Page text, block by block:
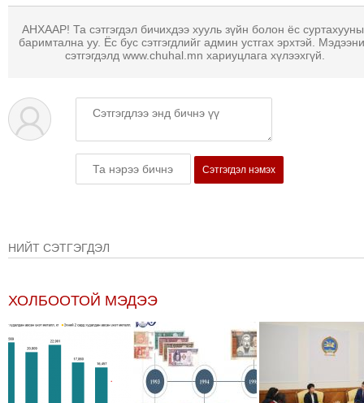
АНХААР! Та сэтгэгдэл бичихдээ хууль зүйн болон ёс
баримтална уу. Ёс бус сэтгэгдлийг админ устгах эрхтэй.
сэтгэгдэлд www.chuhal.mn хариуцлага хүлээхгүй.
Сэтгэгдэл нэмэх
НИЙТ СЭТГЭГДЭЛ
ХОЛБООТОЙ МЭДЭЭ